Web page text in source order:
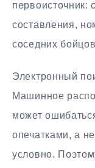
первоисточник:
составления,
соседних
Электронный
Машинное
может
опечатками, а
условно.